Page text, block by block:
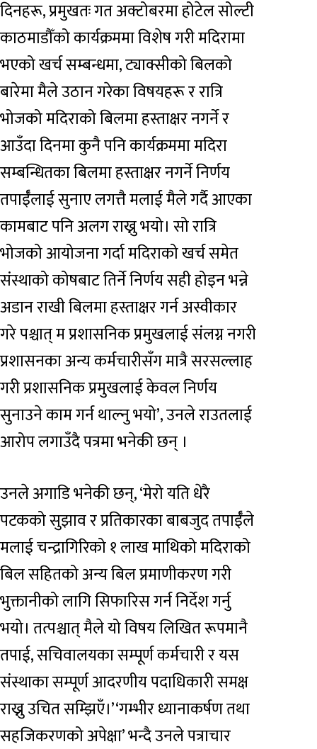
दिनहरू, प्रमुखतः गत अक्टोबरमा होटेल सोल्टी
काठमाडौँको कार्यक्रममा विशेष गरी मदिरामा
भएको खर्च सम्बन्धमा, ट्याक्सीको बिलको
बारेमा मैले उठान गरेका विषयहरू र रात्रि
भोजको मदिराको बिलमा हस्ताक्षर नगर्ने र
आउँदा दिनमा कुनै पनि कार्यक्रममा मदिरा
सम्बन्धितका बिलमा हस्ताक्षर नगर्ने निर्णय
तपाईँलाई सुनाए लगत्तै मलाई मैले गर्दै आएका
कामबाट पनि अलग राख्नु भयो। सो रात्रि
भोजको आयोजना गर्दा मदिराको खर्च समेत
संस्थाको कोषबाट तिर्ने निर्णय सही होइन भन्ने
अडान राखी बिलमा हस्ताक्षर गर्न अस्वीकार
गरे पश्चात् म प्रशासनिक प्रमुखलाई संलग्न नगरी
प्रशासनका अन्य कर्मचारीसँग मात्रै सरसल्लाह
गरी प्रशासनिक प्रमुखलाई केवल निर्णय
सुनाउने काम गर्न थाल्नु भयो’, उनले राउतलाई
आरोप लगाउँदै पत्रमा भनेकी छन् ।
उनले अगाडि भनेकी छन्, ‘मेरो यति धेरै
पटकको सुझाव र प्रतिकारका बाबजुद तपाईँले
मलाई चन्द्रागिरिको १ लाख माथिको मदिराको
बिल सहितको अन्य बिल प्रमाणीकरण गरी
भुक्तानीको लागि सिफारिस गर्न निर्देश गर्नु
भयो। तत्पश्चात् मैले यो विषय लिखित रूपमानै
तपाई, सचिवालयका सम्पूर्ण कर्मचारी र यस
संस्थाका सम्पूर्ण आदरणीय पदाधिकारी समक्ष
राख्नु उचित सम्झिएँ।’‘गम्भीर ध्यानाकर्षण तथा
सहजिकरणको अपेक्षा’ भन्दै उनले पत्राचार